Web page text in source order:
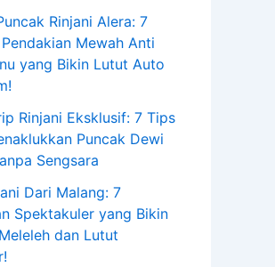
Rinjani Alera: 7
Pendakian Mewah Anti
yang Bikin Lutut Auto
Rinjani Eksklusif: 7 Tips
Puncak Dewi
Sengsara
Dari Malang: 7
Spektakuler yang Bikin
dan Lutut